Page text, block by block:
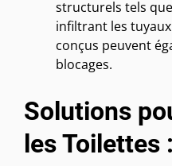
structurels tels
infiltrant les
conçus peuvent
blocages.
Solutions
les Toilettes :